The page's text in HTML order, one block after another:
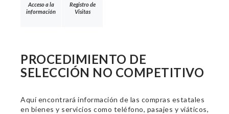
Acceso a la
información
Registro de
Visitas
PROCEDIMIENTO DE
SELECCIÓN NO COMPETITIVO
Aquí encontrará información de las compras estatales
en bienes y servicios como teléfono, pasajes y viáticos,